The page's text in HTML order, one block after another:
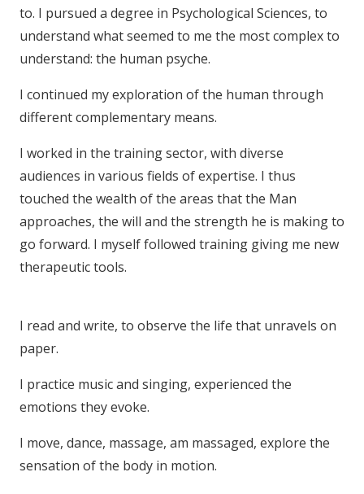
to. I pursued a degree in Psychological Sciences, to
understand what seemed to me the most complex to
understand: the human psyche.
I continued my exploration of the human through
different complementary means.
I worked in the training sector, with diverse
audiences in various fields of expertise. I thus
touched the wealth of the areas that the Man
approaches, the will and the strength he is making to
go forward. I myself followed training giving me new
therapeutic tools.
I read and write, to observe the life that unravels on
paper.
I practice music and singing, experienced the
emotions they evoke.
I move, dance, massage, am massaged, explore the
sensation of the body in motion.